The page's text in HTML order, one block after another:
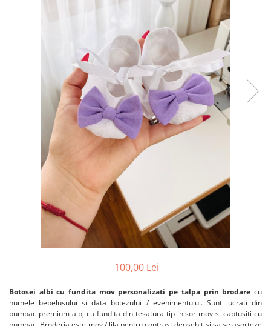
100,00 Lei
Botosei albi cu fundita mov personalizati pe talpa prin brodarecu
numele bebelusului si data botezului / evenimentului. Sunt lucrati din
bumbac premium alb, cu fundita din tesatura tip inisor mov si captusiti cu